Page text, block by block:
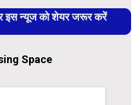
इस न्यूज को शेयर जरूर करें
Space